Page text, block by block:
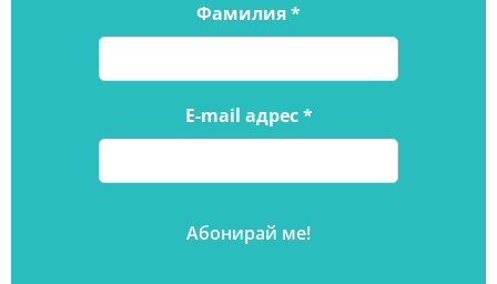
Фамилия*
E-mail адрес*